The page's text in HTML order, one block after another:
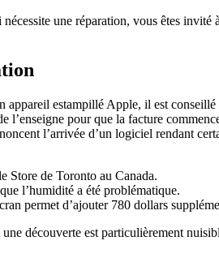
une réparation, vous êtes
appareil estampillé Apple, il est
pour que la facture
l’arrivée d’un logiciel rendant
Store de Toronto au Canada.
l’humidité a été problématique.
permet d’ajouter 780 dollars
découverte est particulièrement